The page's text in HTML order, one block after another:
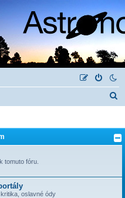
d
tomuto fóru.
oslavné ódy